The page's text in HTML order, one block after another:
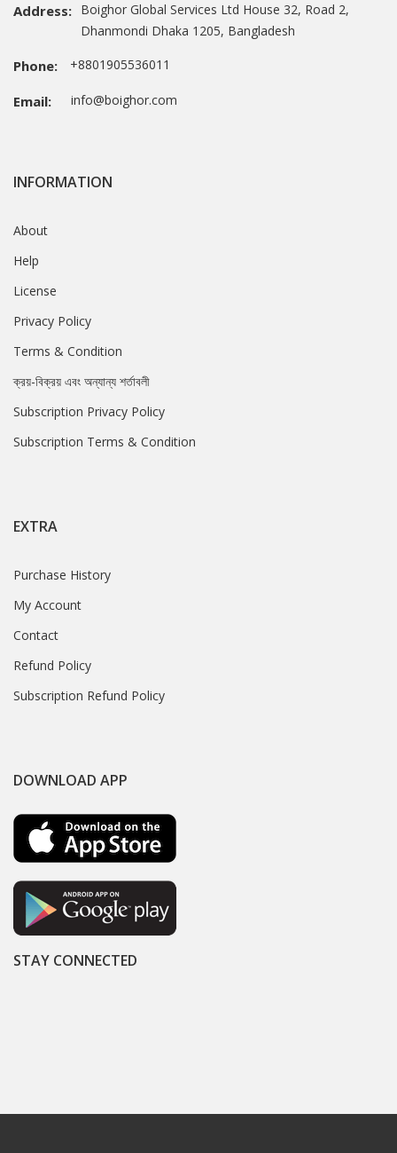
Address: Boighor Global Services Ltd House 32, Road 2,
Dhanmondi Dhaka 1205, Bangladesh
Phone: +8801905536011
Email: info@boighor.com
INFORMATION
About
Help
License
Privacy Policy
Terms & Condition
ক্রয়-বিক্রয় এবং অন্যান্য শর্তাবলী
Subscription Privacy Policy
Subscription Terms & Condition
EXTRA
Purchase History
My Account
Contact
Refund Policy
Subscription Refund Policy
DOWNLOAD APP
STAY CONNECTED